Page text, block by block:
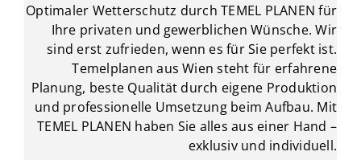
Optimaler Wetterschutz durch TEMEL PLANEN für
Ihre privaten und gewerblichen Wünsche. Wir
sind erst zufrieden, wenn es für Sie perfekt ist.
Temelplanen aus Wien steht für erfahrene
Planung, beste Qualität durch eigene Produktion
und professionelle Umsetzung beim Aufbau. Mit
TEMEL PLANEN haben Sie alles aus einer Hand –
exklusiv und individuell.